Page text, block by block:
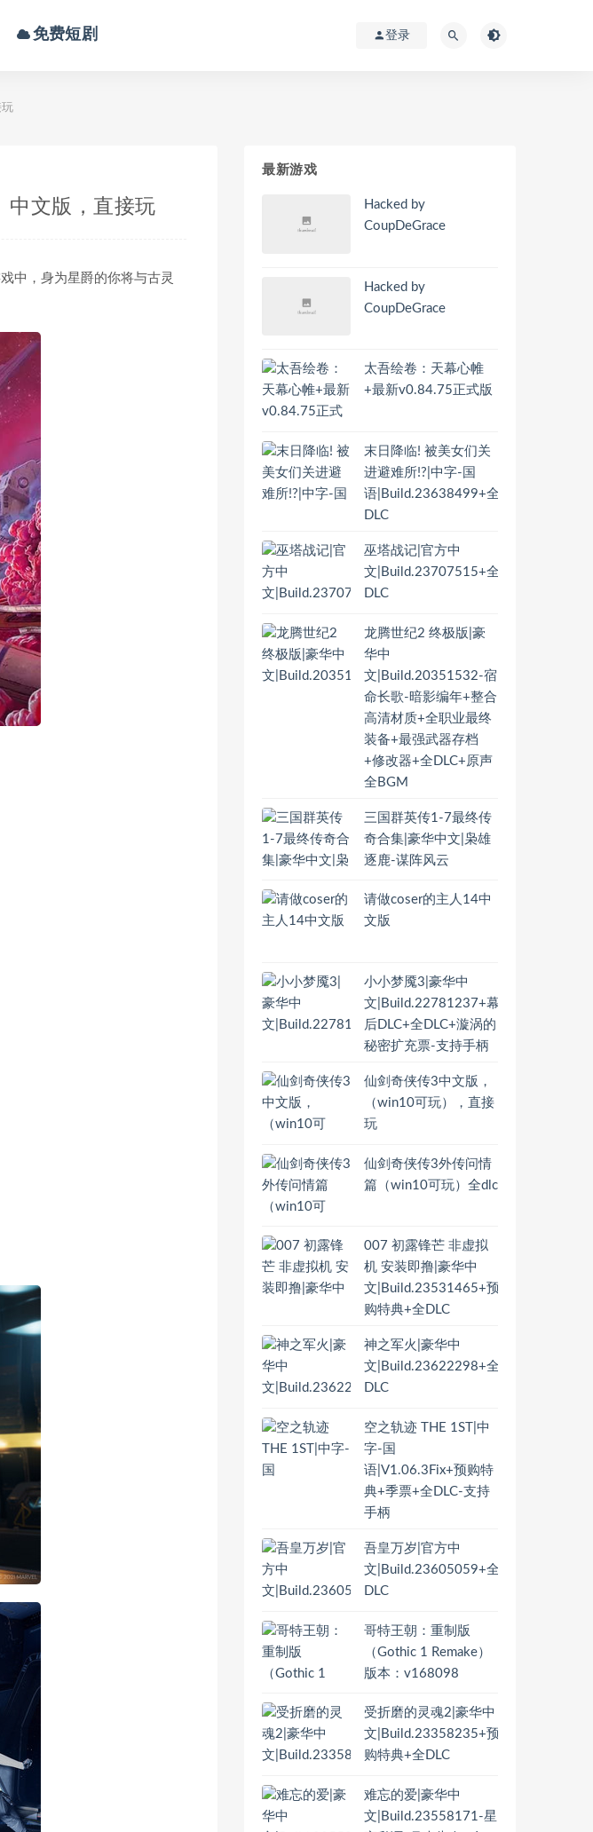
免费短剧 登录
玩
中文版，直接玩
中，身为星爵的你将与古灵
最新游戏
Hacked by
CoupDeGrace
Hacked by
CoupDeGrace
太吾绘卷：天幕心帷
+最新v0.84.75正式版
末日降临! 被美女们关
进避难所!?|中字-国
语|Build.23638499+全
DLC
巫塔战记|官方中
文|Build.23707515+全
DLC
龙腾世纪2 终极版|豪
华中
文|Build.20351532-宿
命长歌-暗影编年+整合
高清材质+全职业最终
装备+最强武器存档
+修改器+全DLC+原声
全BGM
三国群英传1-7最终传
奇合集|豪华中文|枭雄
逐鹿-谋阵风云
请做coser的主人14中
文版
小小梦魇3|豪华中
文|Build.22781237+幕
后DLC+全DLC+漩涡的
秘密扩充票-支持手柄
仙剑奇侠传3中文版，
（win10可玩），直接
玩
仙剑奇侠传3外传问情
篇（win10可玩）全dlc
007 初露锋芒 非虚拟
机 安装即撸|豪华中
文|Build.23531465+预
购特典+全DLC
神之军火|豪华中
文|Build.23622298+全
DLC
空之轨迹 THE 1ST|中
字-国
语|V1.06.3Fix+预购特
典+季票+全DLC-支持
手柄
吾皇万岁|官方中
文|Build.23605059+全
DLC
哥特王朝：重制版
（Gothic 1 Remake）
版本：v168098
受折磨的灵魂2|豪华中
文|Build.23358235+预
购特典+全DLC
难忘的爱|豪华中
文|Build.23558171-星